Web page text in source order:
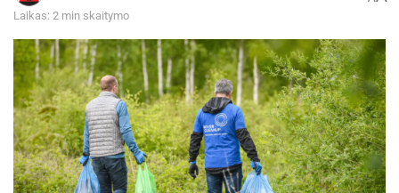
Laikas: 2 min skaitymo